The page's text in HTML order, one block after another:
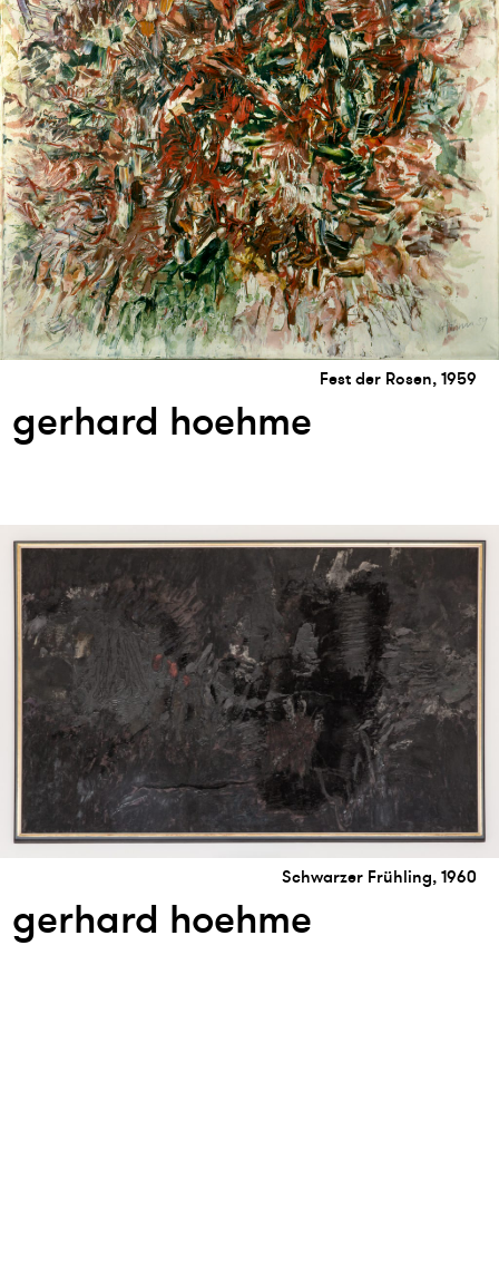
Fest der Rosen, 1959
gerhard hoehme
Schwarzer Frühling, 1960
gerhard hoehme